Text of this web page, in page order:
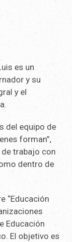
es un
y su
y el
del equipo de
forman”,
trabajo con
dentro de
“Educación
Educación
El objetivo es